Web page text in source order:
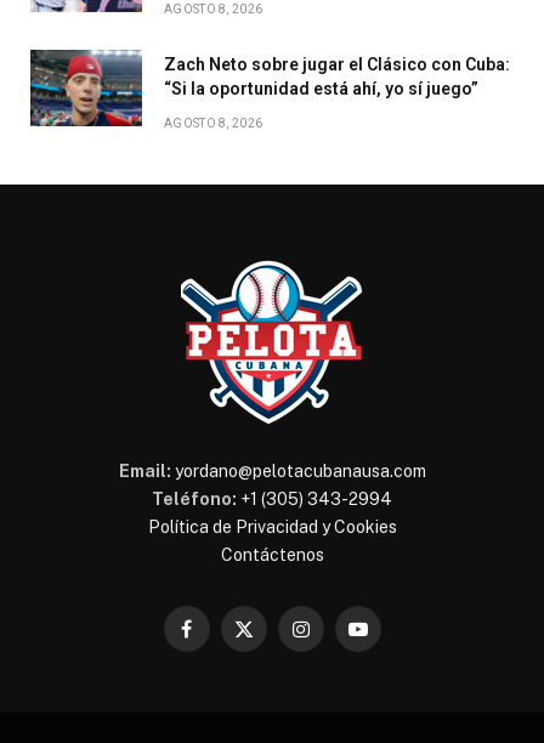
AGOSTO 8, 2026
Zach Neto sobre jugar el Clásico con Cuba:
“Si la oportunidad está ahí, yo sí juego”
AGOSTO 8, 2026
Email: yordano@pelotacubanausa.com
Teléfono: +1 (305) 343-2994
Política de Privacidad y Cookies
Contáctenos
Facebook
X
InstagramYouTube